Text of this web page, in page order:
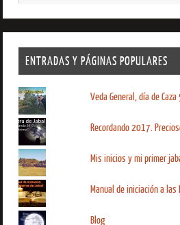
ENTRADAS Y PÁGINAS POPULARES
Veda General, día de
Recordando 2017.
Mis inicios y mi primer
Manual de iniciación a las
Blog